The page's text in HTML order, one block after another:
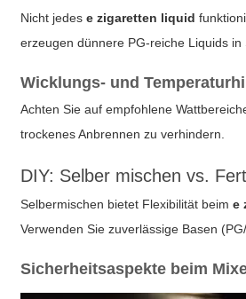
Nicht jedese zigaretten liquid
erzeugen dünnere PG-reiche Liquids
Wicklungs- und
Achten Sie auf empfohlene
trockenes Anbrennen zu verhindern.
DIY: Selber mischen vs.
Selbermischen bietet Flexibilität beime
Verwenden Sie zuverlässige Basen
Sicherheitsaspekte beim